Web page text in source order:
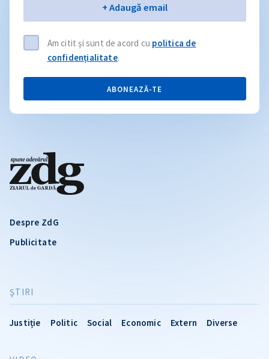
Despre ZdG
Publicitate
ŞTIRI
Justiție Politic Social Economic Extern Diverse
+ Adaugă email
Am citit și sunt de acord cu politica de
confidențialitate.
ABONEAZĂ-TE